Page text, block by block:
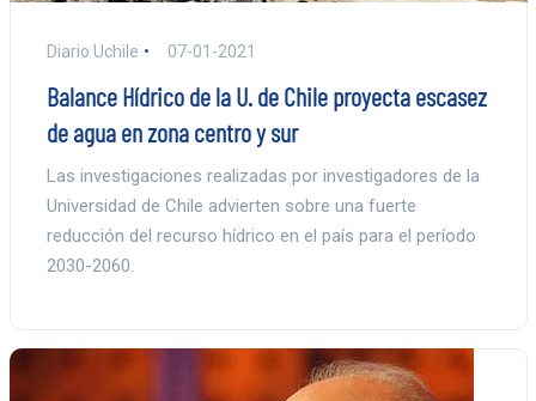
Diario Uchile 07-01-2021
Balance Hídrico de la U. de Chile proyecta escasez
de agua en zona centro y sur
Las investigaciones realizadas por investigadores de la
Universidad de Chile advierten sobre una fuerte
reducción del recurso hídrico en el país para el período
2030-2060.